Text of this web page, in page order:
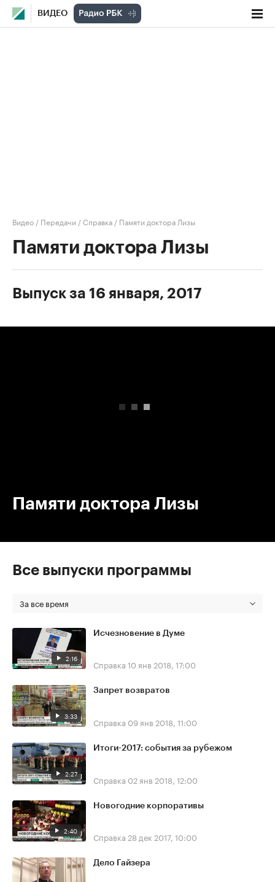
ВИДЕО
Видео / Передачи /Справка / Памяти доктора Лизы
Памяти доктора Лизы
Выпуск за 16 января, 2017
Памяти доктора Лизы
Все выпуски программы
За все время
2:16
Исчезновение в Думе
Справка 10 янв 2018, 17:00
3:33
Запрет возвратов
Справка 09 янв 2018, 11:00
2:27
Итоги-2017: события за рубежом
Справка 02 янв 2018, 12:00
2:40
Новогодние корпоративы
Справка 28 дек 2017, 10:00
Дело Гайзера